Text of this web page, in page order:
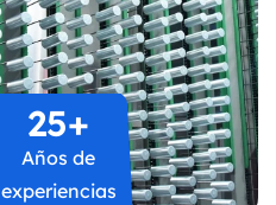
25+
Años de
experiencias